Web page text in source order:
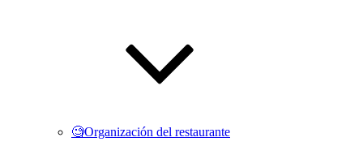
🧐Organización del restaurante